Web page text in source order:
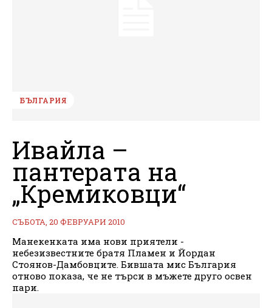
БЪЛГАРИЯ
Ивайла –
пантерата на
„Кремиковци“
СЪБОТА, 20 ФЕВРУАРИ 2010
Манекенката има нови приятели -
небезизвестните братя Пламен и Йордан
Стоянов-Дамбовците. Бившата мис България
отново показа, че не търси в мъжете друго освен
пари.